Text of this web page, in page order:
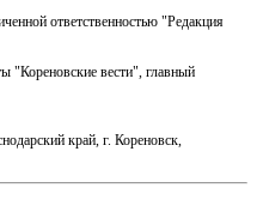
ответственностью "Редакция
"Кореновские вести", главный
край, г. Кореновск,